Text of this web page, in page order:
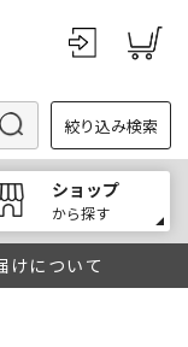
絞り込み検索
ショップ
から探す
けについて